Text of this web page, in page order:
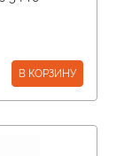
В КОРЗИНУ